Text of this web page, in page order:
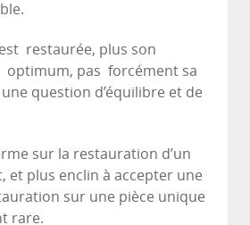
restaurée, plus son
optimum, pas forcément sa
question d’équilibre et de
sur la restauration d’un
et plus enclin à accepter une
sur une pièce unique
rare.